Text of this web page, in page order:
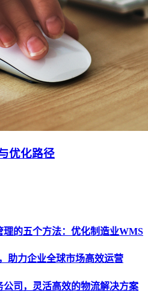
优化路径
的五个方法：优化制造业WMS
助力企业全球市场高效运营
司，灵活高效的物流解决方案